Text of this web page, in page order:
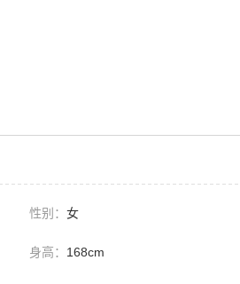
性别： 女
身高： 168cm